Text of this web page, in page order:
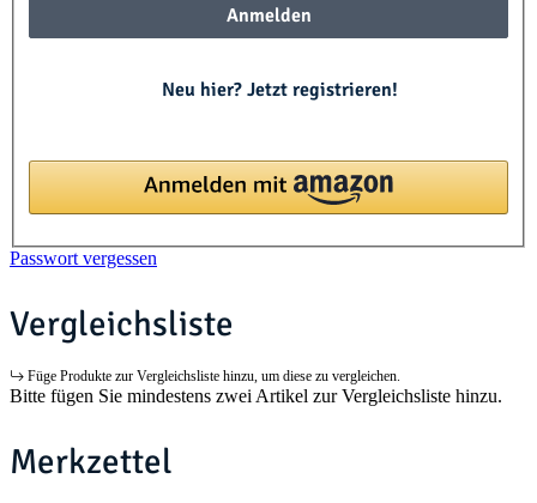
Anmelden
Neu hier? Jetzt registrieren!
Passwort vergessen
Vergleichsliste
Füge Produkte zur Vergleichsliste hinzu, um diese zu vergleichen.
Bitte fügen Sie mindestens zwei Artikel zur Vergleichsliste hinzu.
Merkzettel